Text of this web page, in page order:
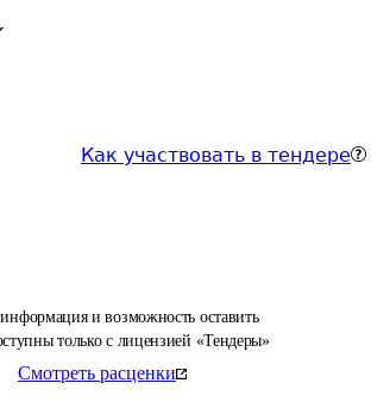
Как участвовать в тендере
и возможность оставить
только с лицензией «Тендеры»
Смотреть расценки